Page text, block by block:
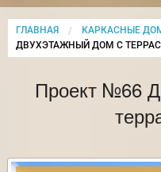
ГЛАВНАЯ
КАРКАСНЫЕ
CURRENT:
ДВУХЭТАЖНЫЙ ДОМ С
Проект №66